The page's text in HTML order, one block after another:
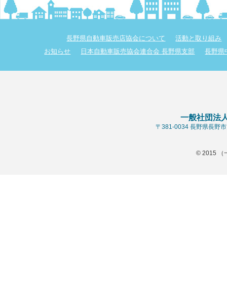
長野県自動車販売店協会について
活動と取り組み
お知らせ
日本自動車販売協会連合会 長野県支部 長野県
一般社団法
〒381-0034 長野県長野
© 2015 （